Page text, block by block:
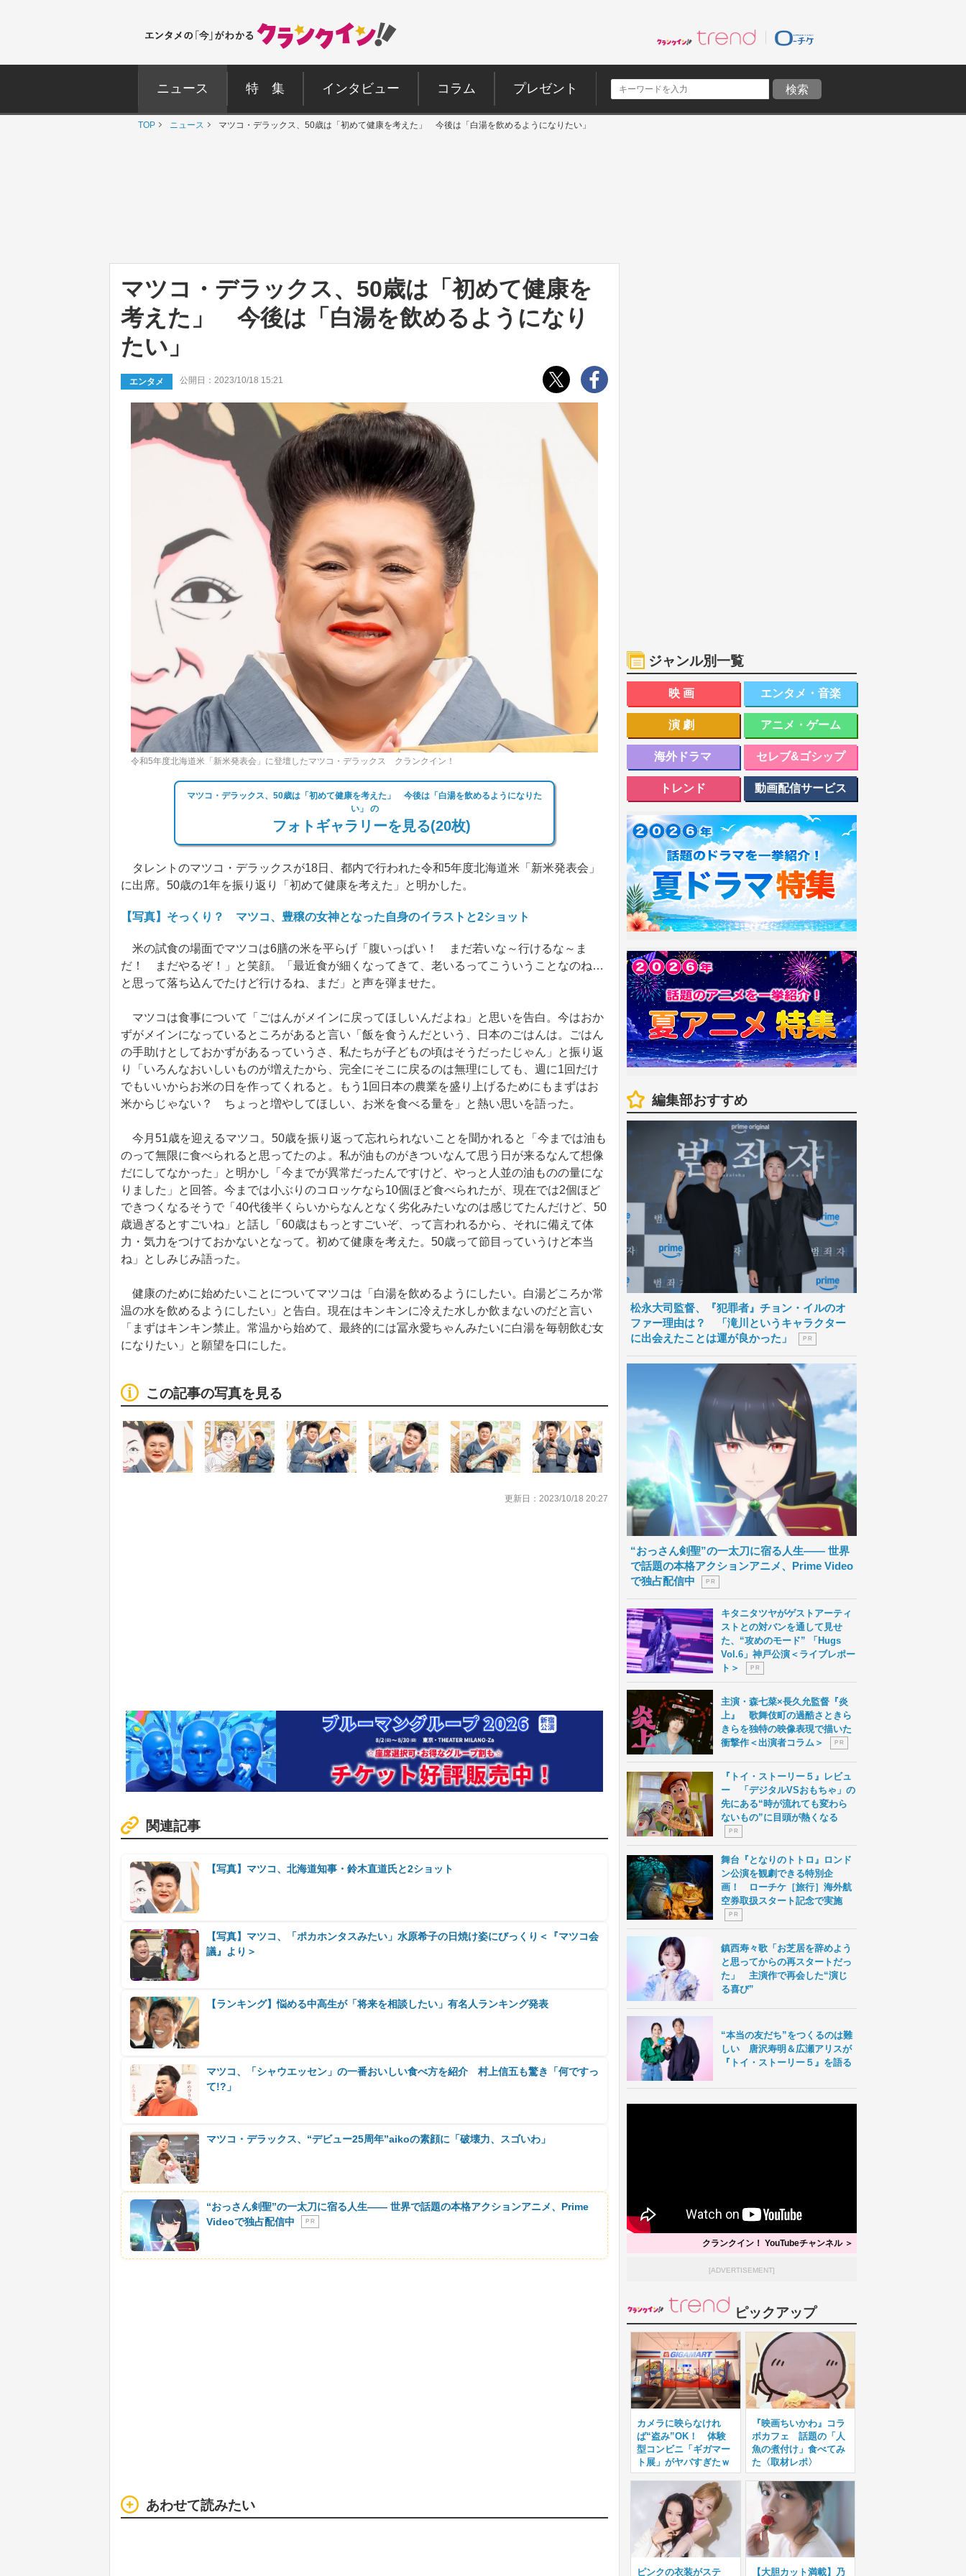
ニュース 特 集 インタビュー コラム プレゼント
TOP ニュース マツコ・デラックス、50歳は「初めて健康を考えた」 今後は「白湯を飲めるようになりたい」
マツコ・デラックス、50歳は「初めて健康を
考えた」 今後は「白湯を飲めるようになり
たい」
エンタメ 公開日：2023/10/18 15:21
令和5年度北海道米「新米発表会」に登壇したマツコ・デラックス クランクイン！
マツコ・デラックス、50歳は「初めて健康を考えた」 今後は「白湯を飲めるようになりた
い」 の
フォトギャラリーを見る(20枚)
タレントのマツコ・デラックスが18日、都内で行われた令和5年度北海道米「新米発表会」
に出席。50歳の1年を振り返り「初めて健康を考えた」と明かした。
【写真】そっくり？ マツコ、豊穣の女神となった自身のイラストと2ショット
米の試食の場面でマツコは6膳の米を平らげ「腹いっぱい！ まだ若いな～行けるな～ま
だ！ まだやるぞ！」と笑顔。「最近食が細くなってきて、老いるってこういうことなのね…
と思って落ち込んでたけど行けるね、まだ」と声を弾ませた。
マツコは食事について「ごはんがメインに戻ってほしいんだよね」と思いを告白。今はおか
ずがメインになっているところがあると言い「飯を食うんだという、日本のごはんは。ごはん
の手助けとしておかずがあるっていうさ、私たちが子どもの頃はそうだったじゃん」と振り返
り「いろんなおいしいものが増えたから、完全にそこに戻るのは無理にしても、週に1回だけ
でもいいからお米の日を作ってくれると。もう1回日本の農業を盛り上げるためにもまずはお
米からじゃない？ ちょっと増やしてほしい、お米を食べる量を」と熱い思いを語った。
今月51歳を迎えるマツコ。50歳を振り返って忘れられないことを聞かれると「今までは油も
のって無限に食べられると思ってたのよ。私が油ものがきついなんて思う日が来るなんて想像
だにしてなかった」と明かし「今までが異常だったんですけど、やっと人並の油ものの量にな
りました」と回答。今までは小ぶりのコロッケなら10個ほど食べられたが、現在では2個ほど
できつくなるそうで「40代後半くらいからなんとなく劣化みたいなのは感じてたんだけど、50
歳過ぎるとすごいね」と話し「60歳はもっとすごいぞ、って言われるから、それに備えて体
力・気力をつけておかないとなって。初めて健康を考えた。50歳って節目っていうけど本当
ね」としみじみ語った。
健康のために始めたいことについてマツコは「白湯を飲めるようにしたい。白湯どころか常
温の水を飲めるようにしたい」と告白。現在はキンキンに冷えた水しか飲まないのだと言い
「まずはキンキン禁止。常温から始めて、最終的には冨永愛ちゃんみたいに白湯を毎朝飲む女
になりたい」と願望を口にした。
この記事の写真を見る
更新日：2023/10/18 20:27
関連記事
【写真】マツコ、北海道知事・鈴木直道氏と2ショット
【写真】マツコ、「ポカホンタスみたい」水原希子の日焼け姿にびっくり＜『マツコ会
議』より＞
【ランキング】悩める中高生が「将来を相談したい」有名人ランキング発表
マツコ、「シャウエッセン」の一番おいしい食べ方を紹介 村上信五も驚き「何ですっ
て!?」
マツコ・デラックス、“デビュー25周年”aikoの素顔に「破壊力、スゴいわ」
“おっさん剣聖”の一太刀に宿る人生―― 世界で話題の本格アクションアニメ、Prime
Videoで独占配信中
P R
あわせて読みたい
ジャンル別一覧
映画 エンタメ・音楽
演劇 アニメ・ゲーム
海外ドラマ セレブ&ゴシップ
トレンド 動画配信サービス
編集部おすすめ
松永大司監督、『犯罪者』チョン・イルのオ
ファー理由は？ 「滝川というキャラクター
に出会えたことは運が良かった」
P R
“おっさん剣聖”の一太刀に宿る人生―― 世界
で話題の本格アクションアニメ、Prime Video
で独占配信中
P R
キタニタツヤがゲストアーティ
ストとの対バンを通して見せ
た、“攻めのモード” 「Hugs
Vol.6」神戸公演＜ライブレポー
ト＞
P R
主演・森七菜×長久允監督『炎
上』 歌舞伎町の過酷さときら
きらを独特の映像表現で描いた
衝撃作＜出演者コラム＞
P R
『トイ・ストーリー５』レビュ
ー 「デジタルVSおもちゃ」の
先にある“時が流れても変わら
ないもの”に目頭が熱くなる
P R
舞台『となりのトトロ』ロンド
ン公演を観劇できる特別企
画！ ローチケ［旅行］海外航
空券取扱スタート記念で実施
P R
鎮西寿々歌「お芝居を辞めよう
と思ってからの再スタートだっ
た」 主演作で再会した“演じ
る喜び”
“本当の友だち”をつくるのは難
しい 唐沢寿明＆広瀬アリスが
『トイ・ストーリー５』を語る
クランクイン！ YouTubeチャンネル ＞
[ADVERTISEMENT]
ピックアップ
カメラに映らなけれ
ば“盗み”OK！ 体験
型コンビニ「ギガマー
ト展」がヤバすぎたｗ
『映画ちいかわ』コラ
ボカフェ 話題の「人
魚の煮付け」食べてみ
た〈取材レポ〉
ピンクの衣装がステ 【大胆カット満載】乃